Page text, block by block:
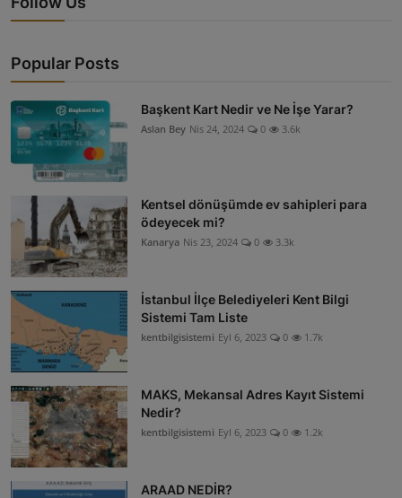
Popular Posts
Başkent Kart Nedir ve Ne İşe Yarar?
Aslan Bey Nis 24, 2024 0 3.6k
Kentsel dönüşümde ev sahipleri para
ödeyecek mi?
Kanarya Nis 23, 2024 0 3.3k
İstanbul İlçe Belediyeleri Kent Bilgi
Sistemi Tam Liste
kentbilgisistemi Eyl 6, 2023 0 1.7k
MAKS, Mekansal Adres Kayıt Sistemi
Nedir?
kentbilgisistemi Eyl 6, 2023 0 1.2k
ARAAD NEDİR?